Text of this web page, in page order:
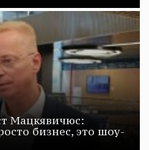
Мацкявичюс:
бизнес, это шоу-